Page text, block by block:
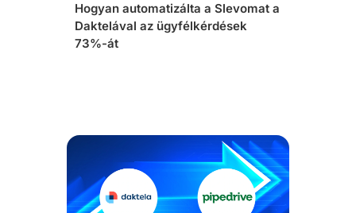
Hogyan automatizálta a Slevomat a
Daktelával az ügyfélkérdések
73%-át